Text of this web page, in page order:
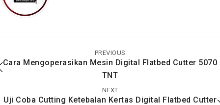
Bagian Dari Mesin
Pemotong Kertas
PREVIOUS
Cara Mengoperasikan Mesin Digital Flatbed Cutter 5070
TNT
NEXT
Uji Coba Cutting Ketebalan Kertas Digital Flatbed Cutter